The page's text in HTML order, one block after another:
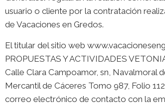
usuario o cliente por la contratación
de Vacaciones en Gredos.
El titular del sitio web
PROPUESTAS Y ACTIVIDADES
Calle Clara Campoamor, sn, Navalmoral
Mercantil de Cáceres Tomo 987, Folio
correo electrónico de contacto con la